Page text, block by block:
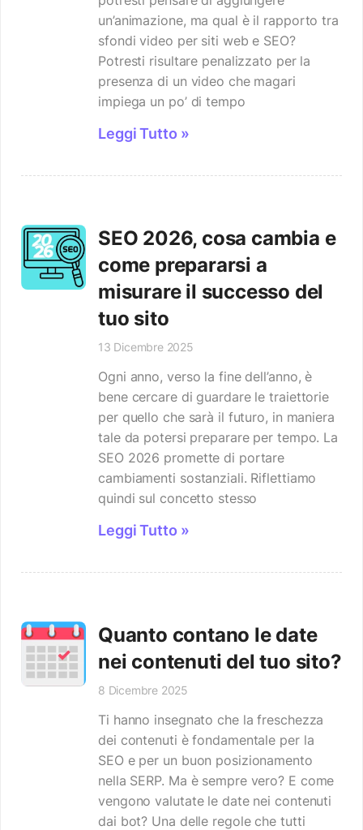
un’animazione, ma qual è il rapporto tra
sfondi video per siti web e SEO?
Potresti risultare penalizzato per la
presenza di un video che magari
impiega un po’ di tempo
Leggi Tutto »
SEO 2026, cosa cambia e
come prepararsi a
misurare il successo del
tuo sito
13 Dicembre 2025
Ogni anno, verso la fine dell’anno, è
bene cercare di guardare le traiettorie
per quello che sarà il futuro, in maniera
tale da potersi preparare per tempo. La
SEO 2026 promette di portare
cambiamenti sostanziali. Riflettiamo
quindi sul concetto stesso
Leggi Tutto »
Quanto contano le date
nei contenuti del tuo sito?
8 Dicembre 2025
Ti hanno insegnato che la freschezza
dei contenuti è fondamentale per la
SEO e per un buon posizionamento
nella SERP. Ma è sempre vero? E come
vengono valutate le date nei contenuti
dai bot? Una delle regole che tutti